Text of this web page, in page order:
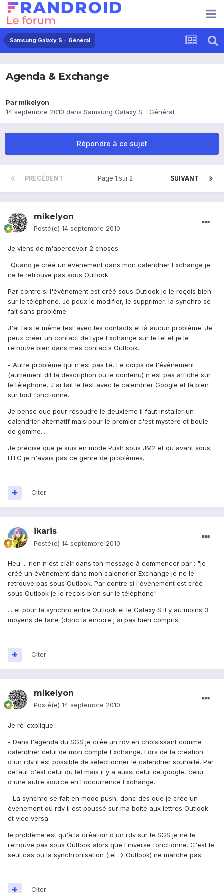
Samsung Galaxy S - Général
Agenda & Exchange
Par mikelyon
14 septembre 2010 dans Samsung Galaxy S - Général
Répondre à ce sujet
PRÉCÉDENT SUIVANT
Page 1 sur 2
mikelyon
Posté(e) 14 septembre 2010
Je viens de m'apercevoir 2 choses:
-Quand je créé un évènement dans mon calendrier Exchange je
ne le retrouve pas sous Outlook.
Par contre si l'évènement est créé sous Outlook je le reçois bien
sur le téléphone. Je peux le modifier, le supprimer, la synchro se
fait sans problème.
J'ai fais le même test avec les contacts et là aucun problème. Je
peux créer un contact de type Exchange sur le tel et je le
retrouve bien dans mes contacts Outlook.
- Autre problème qui n'est pas lié. Le corps de l'évènement
(autrement dit la description ou le contenu) n'est pas affiché sur
le téléphone. J'ai fait le test avec le calendrier Google et là bien
sur tout fonctionne.
Je pense que pour résoudre le deuxième il faut installer un
calendrier alternatif mais pour le premier c'est mystère et boule
de gomme....
Je précise que je suis en mode Push sous JM2 et qu'avant sous
HTC je n'avais pas ce genre de problèmes.
Citer
ikaris
Posté(e) 14 septembre 2010
Heu ... rien n'est clair dans ton message à commencer par : "je
créé un évènement dans mon calendrier Exchange je ne le
retrouve pas sous Outlook. Par contre si l'évènement est créé
sous Outlook je le reçois bien sur le téléphone"
... et pour la synchro entre Outlook et le Galaxy S il y au moins 3
moyens de faire (donc la encore j'ai pas bien compris.
Citer
mikelyon
Posté(e) 14 septembre 2010
Je ré-explique :
- Dans l'agenda du SGS je crée un rdv en choisissant comme
calendrier celui de mon compte Exchange. Lors de la création
d'un rdv il est possible de sélectionner le calendrier souhaité. Par
défaut c'est celui du tel mais il y a aussi celui de google, celui
d'une autre source en l'occurrence Exchange.
- La synchro se fait en mode push, donc dès que je crée un
évènement ou rdv il est poussé sur ma boite aux lettres Outlook
et vice versa.
le problème est qu'à la création d'un rdv sur le SGS je ne le
retrouve pas sous Outlook alors que l'inverse fonctionne. C'est le
seul cas ou la synchronisation (tel -> Outlook) ne marche pas.
Citer